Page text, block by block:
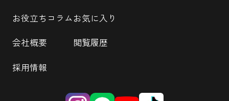
お役立ちコラム
会社概要
採用情報
お気に入り
閲覧履歴